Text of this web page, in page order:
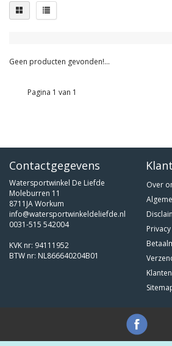
Geen producten gevonden!...
Pagina 1 van 1
Contactgegevens
Watersportwinkel De Liefde
Moleburren 11
8711JA Workum
info@watersportwinkeldeliefde.nl
0031-515 542004
KVK nr: 94111952
BTW nr: NL866640204B01
Over